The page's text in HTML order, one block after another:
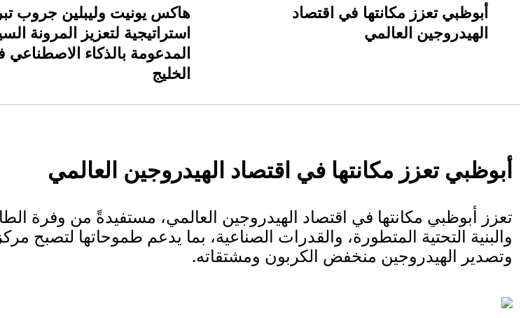
أبوظبي تعزز مكانتها في اقتصاد
الهيدروجين العالمي
هاكس يونيت وليبلين جروب
استراتيجية لتعزيز المرونة
المدعومة بالذكاء
الخليج
أبوظبي تعزز مكانتها في اقتصاد الهيدروجين العالمي
تعزز أبوظبي مكانتها في اقتصاد الهيدروجين العالمي، مستفيدةً من وفرة
والبنية التحتية المتطورة، والقدرات الصناعية، بما يدعم طموحاتها لتصبح
وتصدير الهيدروجين منخفض الكربون ومشتقاته.